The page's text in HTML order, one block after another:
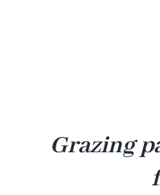
Grazing